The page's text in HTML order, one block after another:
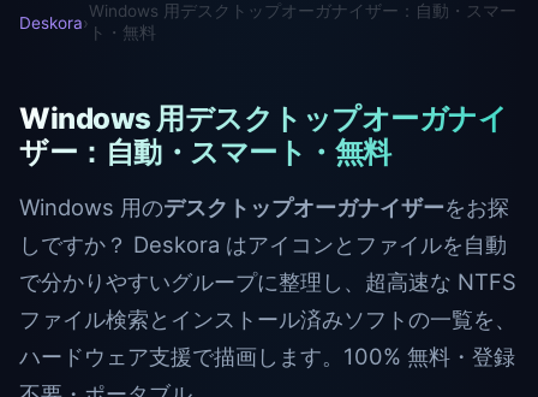
Deskora›
Windows 用デスクトップオーガナイザー：自動・スマー
ト・無料
Windows 用デスクトップオーガナイ
ザー：自動・スマート・無料
Windows 用のデスクトップオーガナイザーをお探
しですか？ Deskora はアイコンとファイルを自動
で分かりやすいグループに整理し、超高速な NTFS
ファイル検索とインストール済みソフトの一覧を、
ハードウェア支援で描画します。100% 無料・登録